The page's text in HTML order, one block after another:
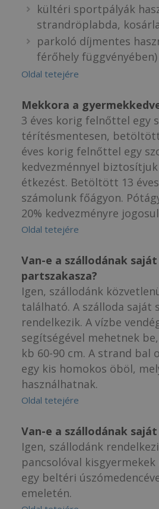
kültéri sportpályák
strandröplabda,
parkoló díjmentes
férőhely függvényében)
Oldal tetejére
Mekkora a
3 éves korig felnőttel egy
térítésmentesen,
éves korig felnőttel egy
kedvezménnyel
étkezést. Betöltött 13
számolunk főágyon.
20% kedvezményre
Oldal tetejére
Van-e a szállodának
partszakasza?
Igen, szállodánk
található. A szálloda saját
rendelkezik. A vízbe
segítségével mehetnek
kb 60-90 cm. A strand bal
egy kis homokos öböl,
használhatnak.
Oldal tetejére
Van-e a szállodának
Igen, szállodánk
pancsolóval
egy beltéri
emeletén.